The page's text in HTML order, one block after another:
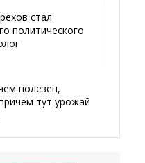
стал
политического
полезен,
тут урожай